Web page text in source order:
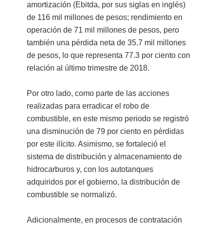
amortización (Ebitda, por sus siglas en inglés)
de 116 mil millones de pesos; rendimiento en
operación de 71 mil millones de pesos, pero
también una pérdida neta de 35.7 mil millones
de pesos, lo que representa 77.3 por ciento con
relación al último trimestre de 2018.
Por otro lado, como parte de las acciones
realizadas para erradicar el robo de
combustible, en este mismo periodo se registró
una disminución de 79 por ciento en pérdidas
por este ilícito. Asimismo, se fortaleció el
sistema de distribución y almacenamiento de
hidrocarburos y, con los autotanques
adquiridos por el gobierno, la distribución de
combustible se normalizó.
Adicionalmente, en procesos de contratación